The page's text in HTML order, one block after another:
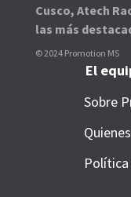
Cusco, Atech
las más
© 2024 Promotion MS
El
Sobre